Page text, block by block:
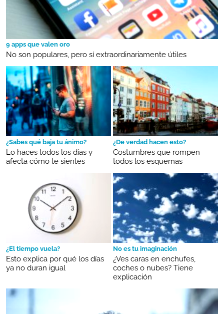
9 apps que valen oro
No son populares, pero sí extraordinariamente útiles
¿Sabes qué baja tu ánimo?
Lo haces todos los días y
afecta cómo te sientes
¿De verdad hacen esto?
Costumbres que rompen
todos los esquemas
¿El tiempo vuela?
Esto explica por qué los días
ya no duran igual
No es tu imaginación
¿Ves caras en enchufes,
coches o nubes? Tiene
explicación